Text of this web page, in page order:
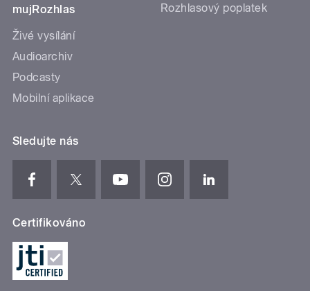
mujRozhlas
Živé vysílání
Audioarchiv
Podcasty
Mobilní aplikace
Rozhlasový poplatek
Sledujte nás
Certifikováno